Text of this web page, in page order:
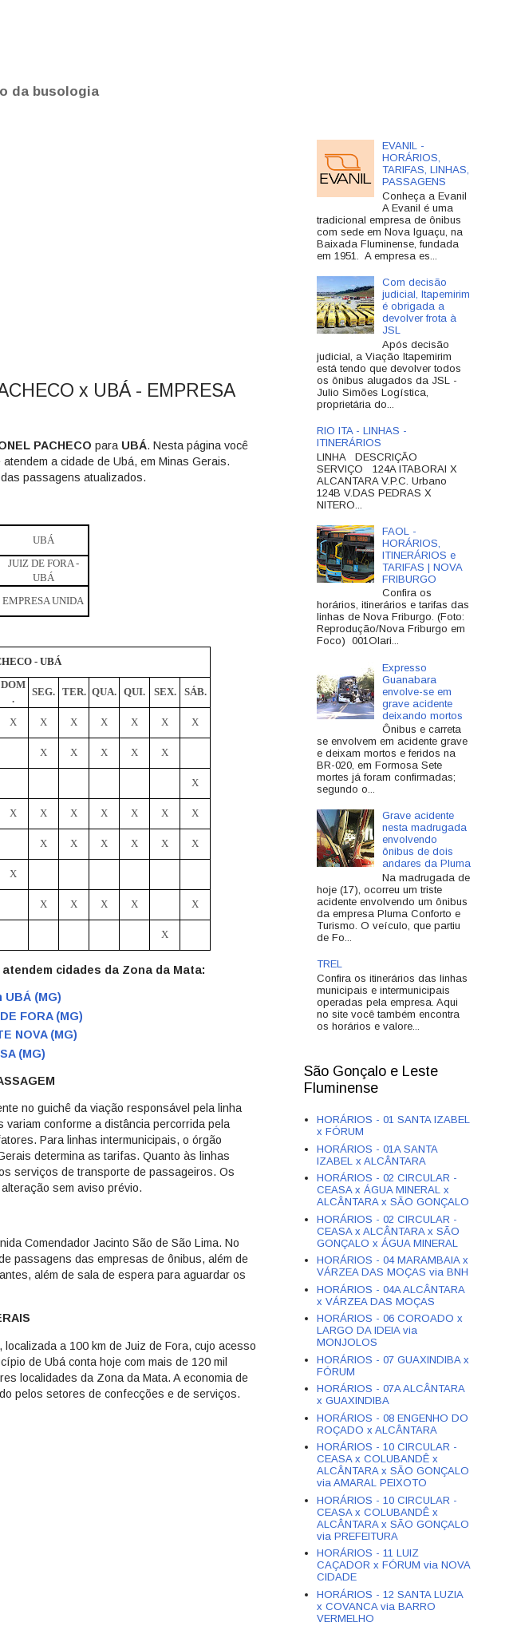
da busologia
x UBÁ - EMPRESA
PACHECO para UBÁ. Nesta página você
a cidade de Ubá, em Minas Gerais.
passagens atualizados.
UBÁ
JUIZ DE FORA -
UBÁ
EMPRESA UNIDA
- UBÁ
DOM
.
SEG. TER. QUA. QUI. SEX. SÁB.
X X X X X X X
X X X X X
X
X X X X X X X
X X X X X X
X
X X X X X
X
cidades da Zona da Mata:
(MG)
FORA (MG)
NOVA (MG)
(MG)
no guichê da viação responsável pela linha
conforme a distância percorrida pela
Para linhas intermunicipais, o órgão
determina as tarifas. Quanto às linhas
serviços de transporte de passageiros. Os
sem aviso prévio.
Comendador Jacinto São de São Lima. No
passagens das empresas de ônibus, além de
além de sala de espera para aguardar os
a 100 km de Juiz de Fora, cujo acesso
de Ubá conta hoje com mais de 120 mil
localidades da Zona da Mata. A economia de
pelos setores de confecções e de serviços.
EVANIL -
HORÁRIOS,
TARIFAS, LINHAS,
PASSAGENS
Conheça a Evanil
A Evanil é uma
tradicional empresa de ônibus
com sede em Nova Iguaçu, na
Baixada Fluminense, fundada
em 1951. A empresa es...
Com decisão
judicial, Itapemirim
é obrigada a
devolver frota à
JSL
Após decisão
judicial, a Viação Itapemirim
está tendo que devolver todos
os ônibus alugados da JSL -
Julio Simões Logística,
proprietária do...
RIO ITA - LINHAS -
ITINERÁRIOS
LINHA DESCRIÇÃO
SERVIÇO 124A ITABORAI X
ALCANTARA V.P.C. Urbano
124B V.DAS PEDRAS X
NITERO...
FAOL -
HORÁRIOS,
ITINERÁRIOS e
TARIFAS | NOVA
FRIBURGO
Confira os
horários, itinerários e tarifas das
linhas de Nova Friburgo. (Foto:
Reprodução/Nova Friburgo em
Foco) 001Olari...
Expresso
Guanabara
envolve-se em
grave acidente
deixando mortos
Ônibus e carreta
se envolvem em acidente grave
e deixam mortos e feridos na
BR-020, em Formosa Sete
mortes já foram confirmadas;
segundo o...
Grave acidente
nesta madrugada
envolvendo
ônibus de dois
andares da Pluma
Na madrugada de
hoje (17), ocorreu um triste
acidente envolvendo um ônibus
da empresa Pluma Conforto e
Turismo. O veículo, que partiu
de Fo...
TREL
Confira os itinerários das linhas
municipais e intermunicipais
operadas pela empresa. Aqui
no site você também encontra
os horários e valore...
São Gonçalo e Leste
Fluminense
HORÁRIOS - 01 SANTA IZABEL
x FÓRUM
HORÁRIOS - 01A SANTA
IZABEL x ALCÂNTARA
HORÁRIOS - 02 CIRCULAR -
CEASA x ÁGUA MINERAL x
ALCÂNTARA x SÃO GONÇALO
HORÁRIOS - 02 CIRCULAR -
CEASA x ALCÂNTARA x SÃO
GONÇALO x ÁGUA MINERAL
HORÁRIOS - 04 MARAMBAIA x
VÁRZEA DAS MOÇAS via BNH
HORÁRIOS - 04A ALCÂNTARA
x VÁRZEA DAS MOÇAS
HORÁRIOS - 06 COROADO x
LARGO DA IDEIA via
MONJOLOS
HORÁRIOS - 07 GUAXINDIBA x
FÓRUM
HORÁRIOS - 07A ALCÂNTARA
x GUAXINDIBA
HORÁRIOS - 08 ENGENHO DO
ROÇADO x ALCÂNTARA
HORÁRIOS - 10 CIRCULAR -
CEASA x COLUBANDÊ x
ALCÂNTARA x SÃO GONÇALO
via AMARAL PEIXOTO
HORÁRIOS - 10 CIRCULAR -
CEASA x COLUBANDÊ x
ALCÂNTARA x SÃO GONÇALO
via PREFEITURA
HORÁRIOS - 11 LUIZ
CAÇADOR x FÓRUM via NOVA
CIDADE
HORÁRIOS - 12 SANTA LUZIA
x COVANCA via BARRO
VERMELHO